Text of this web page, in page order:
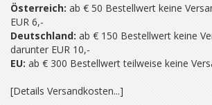
Österreich: ab € 50 Bestellwert keine
EUR 6,-
Deutschland: ab € 150 Bestellwert keine
darunter EUR 10,-
EU: ab € 300 Bestellwert teilweise keine
[Details Versandkosten...]